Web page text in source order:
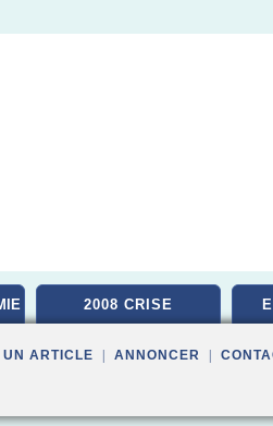
2008 CRISE
UN ARTICLE ANNONCER